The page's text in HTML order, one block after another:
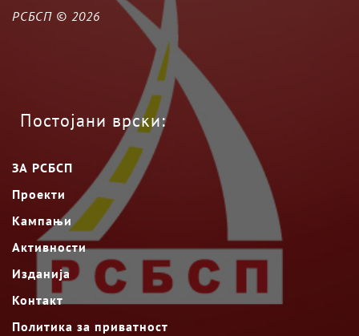
РСБСП © 2026
Постојани врски:
ЗА РСБСП
Проекти
Кампањи
Активности
Изданија
Контакт
Политика за приватност